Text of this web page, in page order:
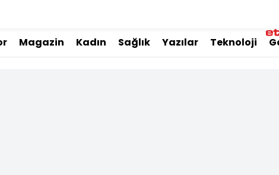
Magazin Kadın Sağlık Yazılar Teknoloji